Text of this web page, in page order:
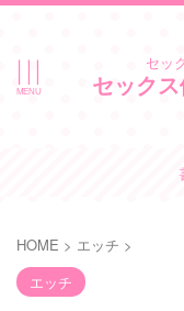
セッ
セック
書いて
HOME > エッチ >
エッチ